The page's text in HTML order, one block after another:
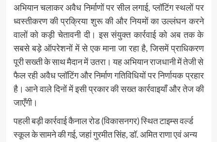
अभियान चलाकर अवैध निर्माणों पर सील लगाई, प्लॉटिंग स्थलों पर
ध्वस्तीकरण की प्रक्रिया शुरू की और नियमों का उल्लंघन करने
वालों को कड़ी चेतावनी दी। इस संयुक्त कार्रवाई को अब तक के
सबसे बड़े ऑपरेशनों में से एक माना जा रहा है, जिसमें प्राधिकरण
पूरी सख्ती के साथ मैदान में उतरा। यह अभियान राजधानी में तेजी से
फैल रही अवैध प्लॉटिंग और निर्माण गतिविधियों पर निर्णायक प्रहार
है। आने वाले दिनों में इसी प्रकार की सख्त कार्रवाइयाँ और तेज की
जाएँगी।
पहली बड़ी कार्रवाई कैनाल रोड (विकासनगर) स्थित टाइम्स वर्ल्ड
स्कूल के सामने की गई, जहां गुरमीत सिंह, डॉ. अमित राणा एवं अन्य